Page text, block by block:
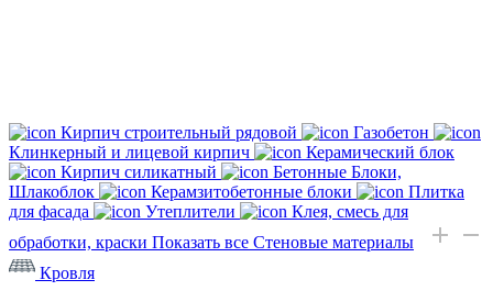
Кирпич строительный рядовой
Газобетон
Клинкерный и лицевой кирпич
Керамический блок
Кирпич силикатный
Бетонные Блоки,
Шлакоблок
Керамзитобетонные блоки
Плитка
для фасада
Утеплители
Клея, смесь для
обработки, краски Показать все Стеновые материалы
Кровля